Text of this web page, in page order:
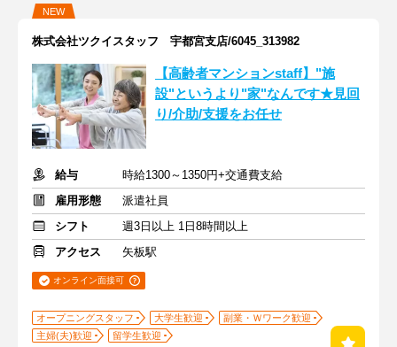
NEW
株式会社ツクイスタッフ 宇都宮支店/6045_313982
【高齢者マンションstaff】"施
設"というより"家"なんです★見回
り/介助/支援をお任せ
給与
時給1300～1350円+交通費支給
雇用形態
派遣社員
シフト
週3日以上 1日8時間以上
アクセス
矢板駅
オンライン面接可
オープニングスタッフ 大学生歓迎
副業・Ｗワーク歓迎
主婦(夫)歓迎
留学生歓迎